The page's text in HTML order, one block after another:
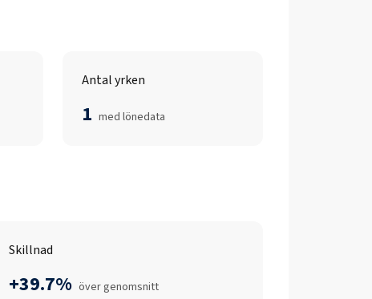
Antal yrken
1 med lönedata
Skillnad
+39.7% över genomsnitt